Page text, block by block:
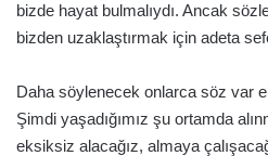
bizde hayat bulmalıydı. Ancak
bizden uzaklaştırmak için adeta
Daha söylenecek onlarca söz var
Şimdi yaşadığımız şu ortamda
eksiksiz alacağız, almaya